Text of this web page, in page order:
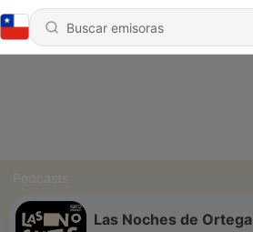
Las Noches de Ortega